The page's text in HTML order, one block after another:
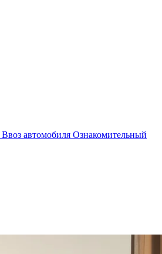
Ввоз автомобиля Ознакомительный